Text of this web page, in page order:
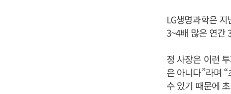
LG생명과학은
3~4배 많은 연간
정 사장은 이런
은 아니다”라며
수 있기 때문에